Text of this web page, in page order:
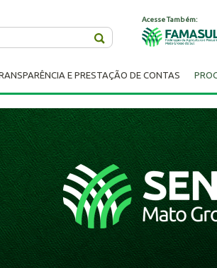
Acesse Também:
E PRESTAÇÃO DE CONTAS